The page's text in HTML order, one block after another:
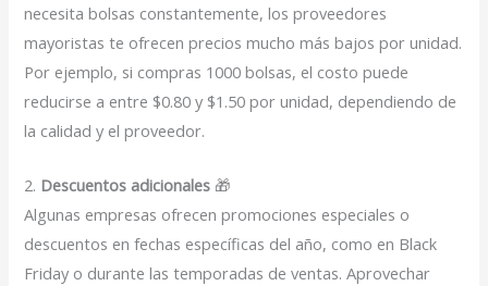
necesita bolsas constantemente, los proveedores
mayoristas te ofrecen precios mucho más bajos por unidad.
Por ejemplo, si compras 1000 bolsas, el costo puede
reducirse a entre $0.80 y $1.50 por unidad, dependiendo de
la calidad y el proveedor.
2. Descuentos adicionales 🎁
Algunas empresas ofrecen promociones especiales o
descuentos en fechas específicas del año, como en Black
Friday o durante las temporadas de ventas. Aprovechar